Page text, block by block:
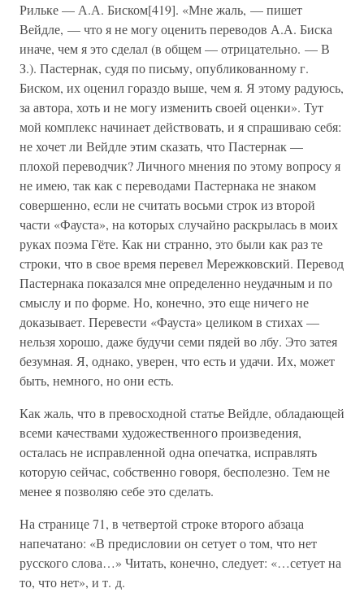
Рильке — А.А. Биском[419]. «Мне жаль, — пишет
Вейдле, — что я не могу оценить переводов А.А. Биска
иначе, чем я это сделал (в общем — отрицательно. — В
З.). Пастернак, судя по письму, опубликованному г.
Биском, их оценил гораздо выше, чем я. Я этому радуюсь,
за автора, хоть и не могу изменить своей оценки». Тут
мой комплекс начинает действовать, и я спрашиваю себя:
не хочет ли Вейдле этим сказать, что Пастернак —
плохой переводчик? Личного мнения по этому вопросу я
не имею, так как с переводами Пастернака не знаком
совершенно, если не считать восьми строк из второй
части «Фауста», на которых случайно раскрылась в моих
руках поэма Гёте. Как ни странно, это были как раз те
строки, что в свое время перевел Мережковский. Перевод
Пастернака показался мне определенно неудачным и по
смыслу и по форме. Но, конечно, это еще ничего не
доказывает. Перевести «Фауста» целиком в стихах —
нельзя хорошо, даже будучи семи пядей во лбу. Это затея
безумная. Я, однако, уверен, что есть и удачи. Их, может
быть, немного, но они есть.
Как жаль, что в превосходной статье Вейдле, обладающей
всеми качествами художественного произведения,
осталась не исправленной одна опечатка, исправлять
которую сейчас, собственно говоря, бесполезно. Тем не
менее я позволяю себе это сделать.
На странице 71, в четвертой строке второго абзаца
напечатано: «В предисловии он сетует о том, что нет
русского слова…» Читать, конечно, следует: «…сетует на
то, что нет», и т. д.